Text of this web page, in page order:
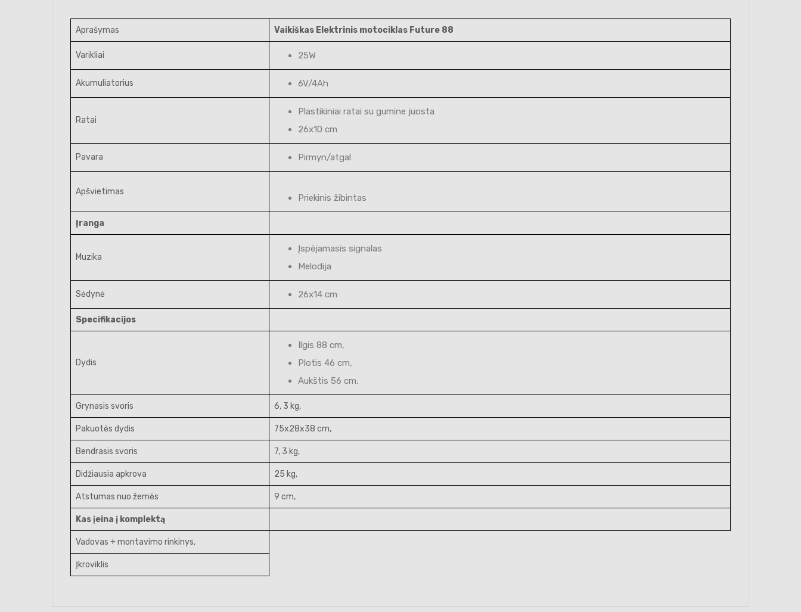
Aprašymas Vaikiškas Elektrinis motociklas Future 88
Varikliai 25W
Akumuliatorius 6V/4Ah
Ratai
Plastikiniai ratai su gumine juosta
26x10 cm
Pavara Pirmyn/atgal
Apšvietimas
Priekinis žibintas
Įranga
Muzika
Įspėjamasis signalas
Melodija
Sėdynė 26x14 cm
Specifikacijos
Dydis
Ilgis 88 cm,
Plotis 46 cm,
Aukštis 56 cm,
Grynasis svoris 6, 3 kg,
Pakuotės dydis 75x28x38 cm,
Bendrasis svoris 7, 3 kg,
Didžiausia apkrova 25 kg,
Atstumas nuo žemės 9 cm,
Kas įeina į komplektą
Vadovas + montavimo rinkinys,
Įkroviklis